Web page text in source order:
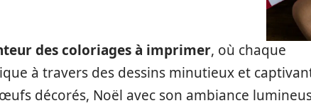
des coloriages à imprimer, où chaque
à travers des dessins minutieux et
décorés, Noël avec son ambiance